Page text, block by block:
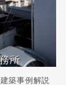
築事例解説